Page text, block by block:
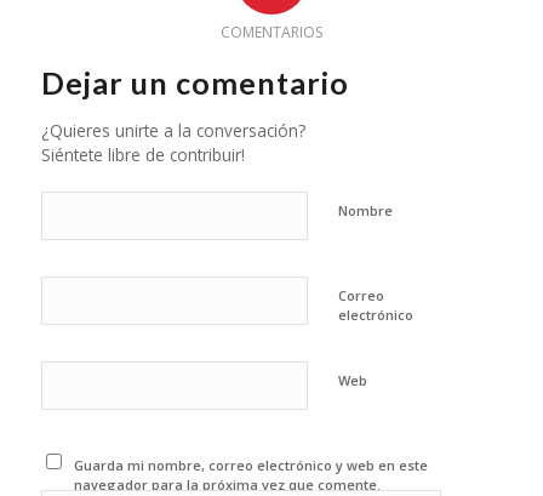
COMENTARIOS
Dejar un comentario
¿Quieres unirte a la conversación?
Siéntete libre de contribuir!
Nombre
Correo
electrónico
Web
Guarda mi nombre, correo electrónico y web en este
navegador para la próxima vez que comente.